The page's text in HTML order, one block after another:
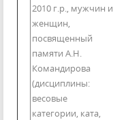
2010 г.р., мужчин и
женщин,
посвященный
памяти А.Н.
Командирова
(дисциплины:
весовые
категории, ката,